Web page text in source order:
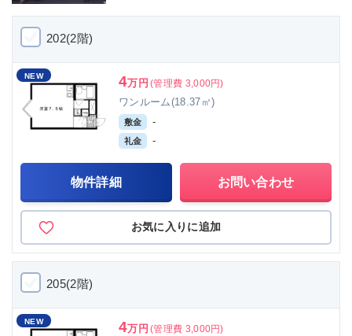
202(2階)
NEW 4万円 (管理費 3,000円)
ワンルーム(18.37㎡)
敷金 -
礼金 -
物件詳細 お問い合わせ
お気に入りに追加
205(2階)
NEW 4万円 (管理費 3,000円)